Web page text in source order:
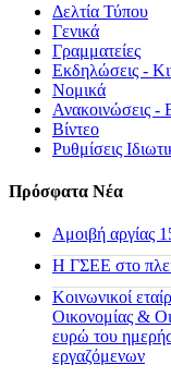
Δελτία Τύπου
Γενικά
Γραμματείες
Εκδηλώσεις -
Νομικά
Ανακοινώσεις -
Βίντεο
Ρυθμίσεις
Πρόσφατα Νέα
Αμοιβή αργίας
H ΓΣΕΕ στο
Κοινωνικοί
Οικονομίας &
ευρώ του
εργαζόμενων